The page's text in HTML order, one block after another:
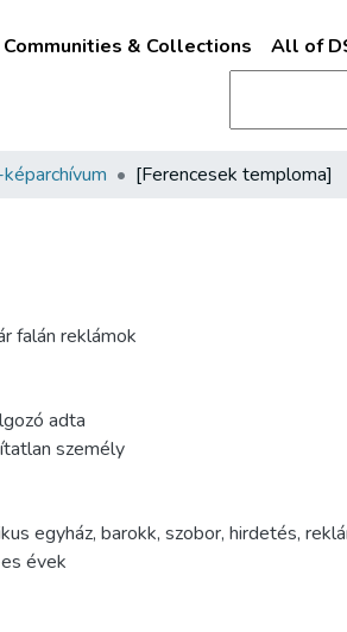
Communities & Collections All of
[Ferencesek temploma]
falán reklámok
adta
személy
egyház, barokk, szobor, hirdetés,
évek